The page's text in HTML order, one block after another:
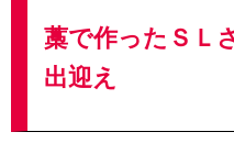
藁で作ったＳＬ
出迎え